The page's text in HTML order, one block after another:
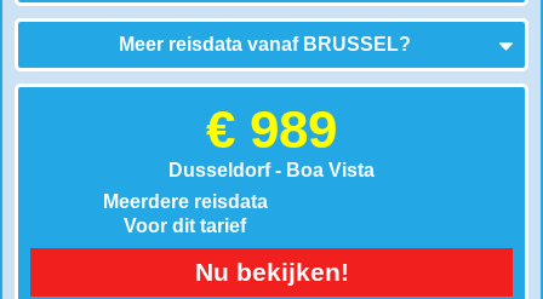
Meer reisdata vanaf BRUSSEL?
€ 989
Dusseldorf - Boa Vista
Meerdere reisdata
Voor dit tarief
Nu bekijken!